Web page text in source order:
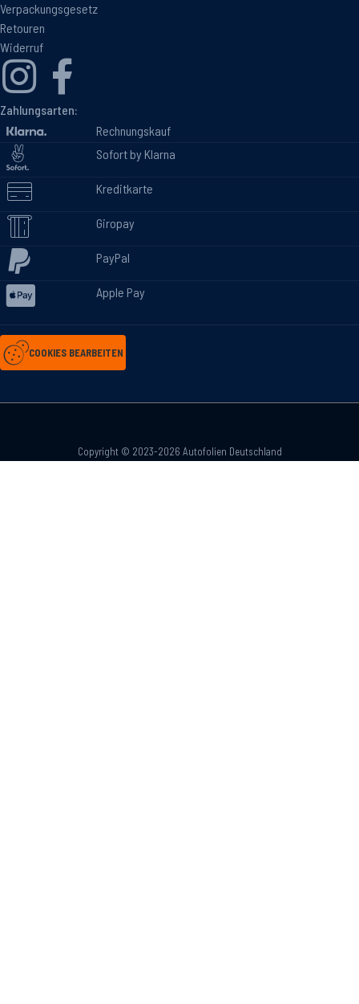
Verpackungsgesetz
Retouren
Widerruf
Zahlungsarten:
Rechnungskauf
Sofort by Klarna
Kreditkarte
Giropay
PayPal
Apple Pay
COOKIES BEARBEITEN
Copyright © 2023-2026 Autofolien Deutschland